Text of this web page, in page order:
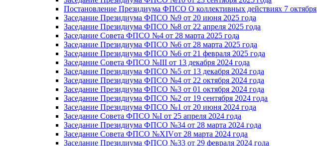
Постановление Президиума ФПСО О коллективных действиях 7 октября
Заседание Президиума ФПСО №9 от 20 июня 2025 года
Заседание Президиума ФПСО №8 от 22 апреля 2025 года
Заседание Совета ФПСО №4 от 28 марта 2025 года
Заседание Президиума ФПСО №6 от 28 марта 2025 года
Заседание Президиума ФПСО №6 от 21 февраля 2025 года
Заседание Совета ФПСО №III от 13 декабря 2024 года
Заседание Президиума ФПСО №5 от 13 декабря 2024 года
Заседание Президиума ФПСО №4 от 22 октября 2024 года
Заседание Президиума ФПСО №3 от 01 октября 2024 года
Заседание Президиума ФПСО №2 от 19 сентября 2024 года
Заседание Президиума ФПСО №1 от 20 июня 2024 года
Заседание Совета ФПСО №I от 25 апреля 2024 года
Заседание Президиума ФПСО №34 от 28 марта 2024 года
Заседание Совета ФПСО №XIVот 28 марта 2024 года
Заседание Президиума ФПСО №33 от 29 февраля 2024 года